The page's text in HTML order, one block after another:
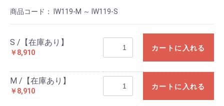
商品コード： IW119-M ～ IW119-S
S /【在庫あり】
￥8,910
カートに入れる
M /【在庫あり】
￥8,910
カートに入れる